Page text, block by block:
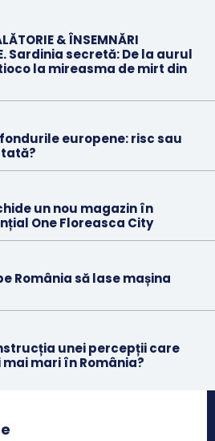
& ÎNSEMNĂRI
Sardinia secretă: De la aurul
la mireasma de mirt din
europene: risc sau
un nou magazin în
One Floreasca City
România să lase mașina
unei percepții care
mari în România?